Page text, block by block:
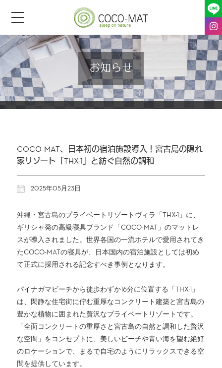
toggle
お知らせ
COCO-MAT、日本初の宿泊施設導入！宮古島の隠れ
家リゾート「THX-1」と紡ぐ自然の調和
2025年05月23日
沖縄・宮古島のプライベートリゾートヴィラ「THX-1」に、
ギリシャ発の高級寝具ブランド「COCO-MAT」のマットレ
スが導入されました。世界各国の一流ホテルで愛用されてき
たCOCO-MATの寝具が、日本国内の宿泊施設としては初め
て正式に採用される記念すべき事例となります。
パイナガマビーチから徒歩わずか16分に位置する「THX-1」
は、閑静な住宅街に佇む重厚なコンクリート建築と宮古島の
豊かな植物に囲まれた贅沢なプライベートリゾートです。
「全面コンクリートの重厚さと宮古島の自然と調和した贅沢
な空間」をコンセプトに、美しいビーチや青い海を望む絶好
のロケーションで、まるで自宅のようにリラックスできる空
間を提供しています。